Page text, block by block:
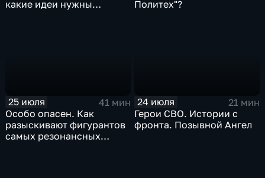
какие идеи нужны
Политех"?
25 июля
41 мин
Особо опасен. Как
разыскивают фигурантов
самых резонансных
24 июля
21 мин
Герои СВО. Истории с
фронта. Позывной Ангел